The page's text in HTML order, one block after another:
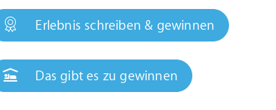
Erlebnis schreiben & gewinnen
Das gibt es zu gewinnen